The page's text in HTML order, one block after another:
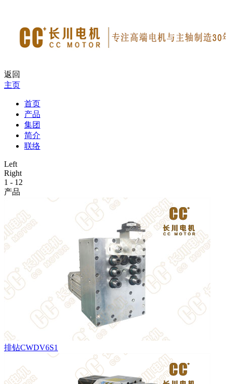
返回
主页
首页
产品
集团
简介
联络
Left
Right
1 - 12
产品
排钻CWDV6S1